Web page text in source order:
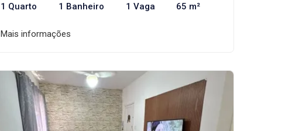
1 Quarto 1 Banheiro 1 Vaga 65 m²
Mais informações